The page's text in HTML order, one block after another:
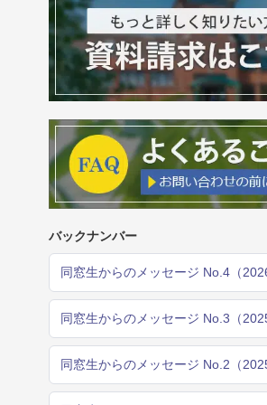
バックナンバー
同窓生からのメッセージ No.4（
同窓生からのメッセージ No.3（
同窓生からのメッセージ No.2（